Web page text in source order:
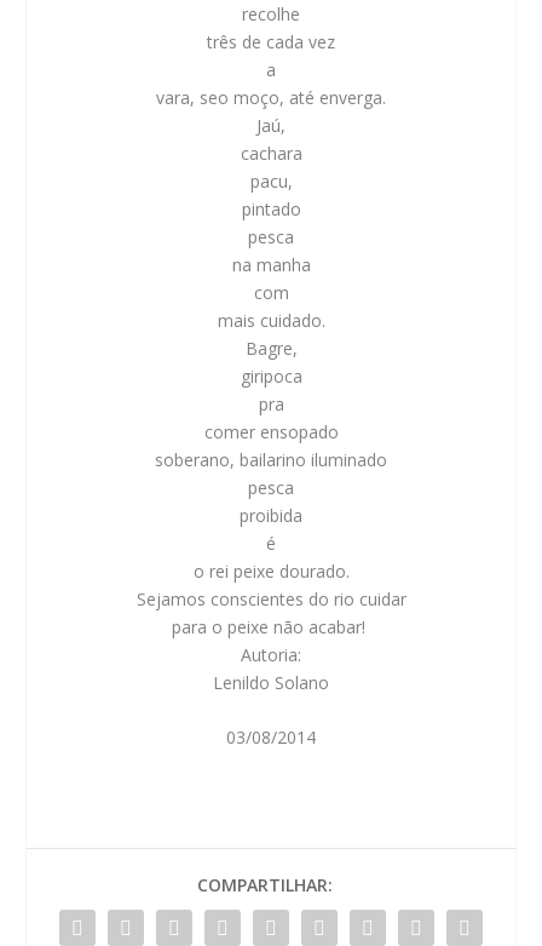
recolhe
três de cada vez
a
vara, seo moço, até enverga.
Jaú,
cachara
pacu,
pintado
pesca
na manha
com
mais cuidado.
Bagre,
giripoca
pra
comer ensopado
soberano, bailarino iluminado
pesca
proibida
é
o rei peixe dourado.
Sejamos conscientes do rio cuidar
para o peixe não acabar!
Autoria:
Lenildo Solano
03/08/2014
COMPARTILHAR: